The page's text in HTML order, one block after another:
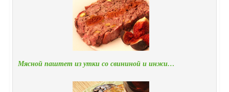
Мясной паштет из утки со свининой и инжи…